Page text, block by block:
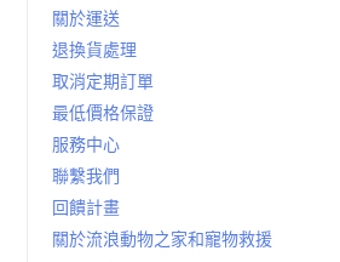
關於運送
退換貨處理
取消定期訂單
最低價格保證
服務中心
聯繫我們
回饋計畫
關於流浪動物之家和寵物救援